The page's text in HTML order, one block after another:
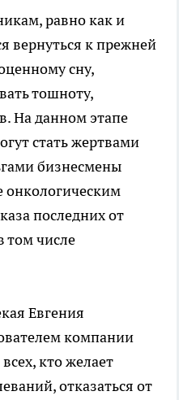
равно как и
вернуться к прежней
сну,
тошноту,
На данном этапе
стать жертвами
бизнесмены
последних от
том числе
Евгения
компании
кто желает
отказаться от